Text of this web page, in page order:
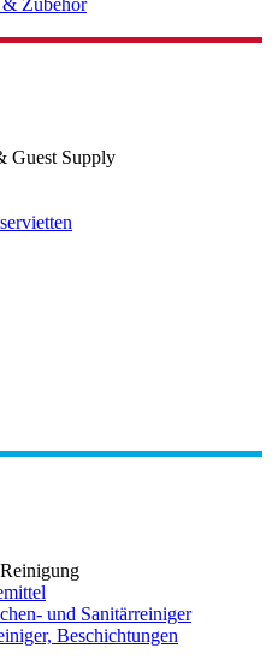
Zubehör
Guest Supply
und Sanitärreiniger
Beschichtungen